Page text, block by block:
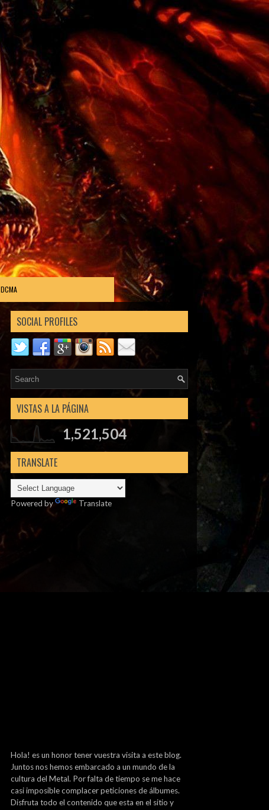
DCMA
SOCIAL PROFILES
VISTAS A LA PÁGINA
1,521,504
TRANSLATE
Powered by Translate
Hola! es un honor tener vuestra visita a este blog.
Juntos nos hemos embarcado a un mundo de la
cultura del Metal. Por falta de tiempo se me hace
casi imposible complacer peticiones de álbumes.
Disfruta todo el contenido que esta en el sitio y